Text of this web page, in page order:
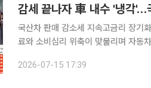
국산차 판매 감소세 지속고금리 장기화·경기 변수도 부담 올해
료와 소비심리 위축이 맞물리며 자동
2026-07-15 17:39